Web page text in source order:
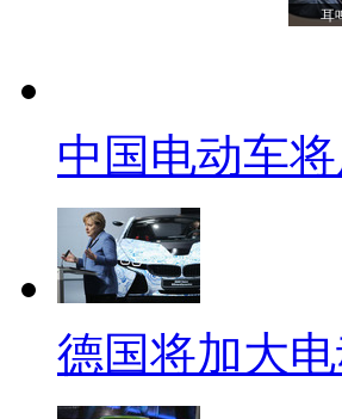
耳
中国电动车
德国将加大